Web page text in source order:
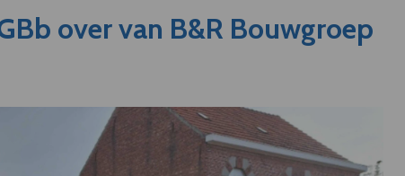
over van B&R Bouwgroep